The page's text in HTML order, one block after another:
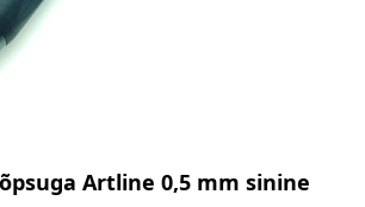
Artline 0,5 mm sinine